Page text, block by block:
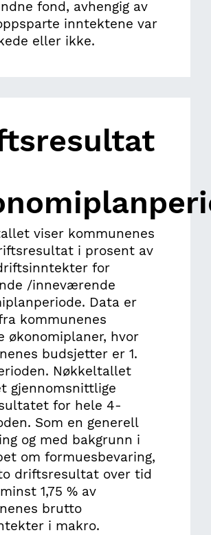
fond, avhengig av
inntektene var
eller ikke.
viser kommunenes
i prosent av
for
/inneværende
Data er
kommunenes
økonomiplaner, hvor
budsjetter er 1.
Nøkkeltallet
gjennomsnittlige
for hele 4-
Som en generell
og med bakgrunn i
om formuesbevaring,
driftsresultat over tid
1,75 % av
brutto
i makro.